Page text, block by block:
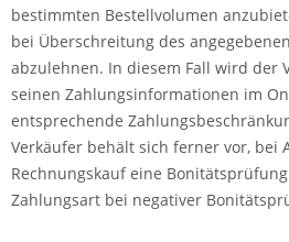
bestimmten Bestellvolumen
bei Überschreitung des
abzulehnen. In diesem Fall wird der
seinen Zahlungsinformationen im
entsprechende
Verkäufer behält sich ferner vor, bei
Rechnungskauf eine
Zahlungsart bei negativer